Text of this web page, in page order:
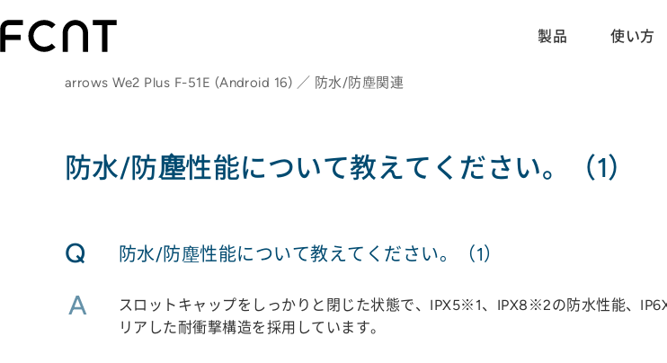
製品 使い方
arrows We2 Plus F-51E (Android 16) ／ 防水/防塵関連
防水/防塵性能について教えてください。（1）
Q 防水/防塵性能について教えてください。（1）
A
スロットキャップをしっかりと閉じた状態で、IPX5※1、IPX8※2の防水性能、
リアした耐衝撃構造を採用しています。